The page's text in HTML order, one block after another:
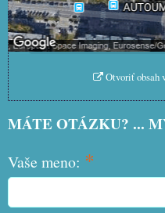
Povoliť a
druhom
Otvoriť obsah
MÁTE OTÁZKU? ...
Vaše meno: *